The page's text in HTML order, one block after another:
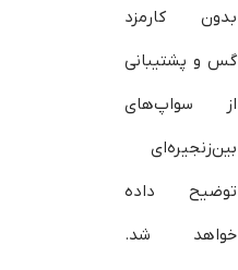
بدون کارمزد
گس و پشتیبانی
از سواپ‌های
بین‌زنجیره‌ای
توضیح داده
خواهد شد.